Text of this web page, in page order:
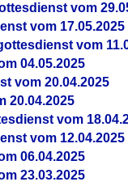
vom
vom 17.05.2025
vom
04.05.2025
vom 20.04.2025
20.04.2025
vom
vom 12.04.2025
06.04.2025
23.03.2025